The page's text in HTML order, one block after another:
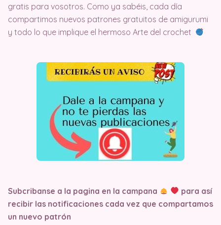
gratis para vosotros. Como ya sabéis, cada día
compartimos nuevos patrones gratuitos de amigurumi
y todo lo que implique el hermoso Arte del crochet
Subcribanse a la pagina en la campana
para así
recibir las notificaciones cada vez que compartamos
un nuevo patrón